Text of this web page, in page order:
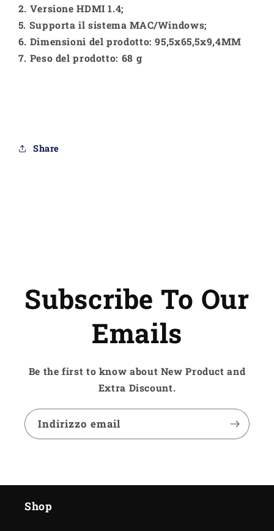
2. Versione HDMI 1.4;
5. Supporta il sistema MAC/Windows;
6. Dimensioni del prodotto: 95,5x65,5x9,4MM
7. Peso del prodotto: 68 g
Share
Subscribe To Our
Emails
Be the first to know about New Product and
Extra Discount.
Indirizzo email
Shop